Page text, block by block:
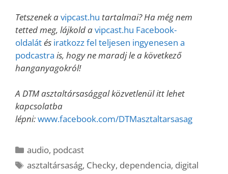
Tetszenek avipcast.hu tartalmai? Ha még nem
tetted meg, lájkold avipcast.hu Facebook-
oldalátés iratkozz fel teljesen ingyenesen a
podcastra is, hogy ne maradj le a következő
hanganyagokról!
A DTM asztaltársasággal közvetlenül itt lehet
kapcsolatba
lépni:www.facebook.com/DTMasztaltarsasag
Kategória
audio, podcast
Címkék
asztaltársaság, Checky, dependencia, digital